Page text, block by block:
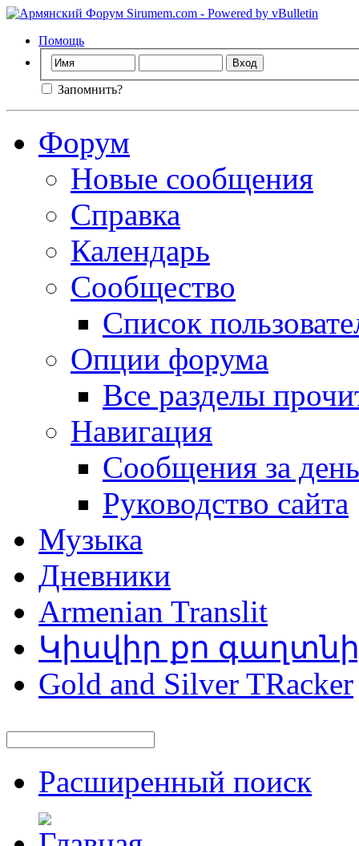
Помощь
Запомнить?
Форум
Новые сообщения
Справка
Календарь
Сообщество
Список
Опции форума
Все разделы
Навигация
Сообщения за день
Руководство сайта
Музыка
Дневники
Armenian Translit
Կիսվիր քո
Gold and Silver TRacker
Расширенный поиск